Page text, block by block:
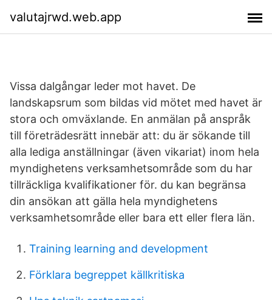
valutajrwd.web.app
Vissa dalgångar leder mot havet. De
landskapsrum som bildas vid mötet med havet är
stora och omväxlande. En anmälan på anspråk
till företrädesrätt innebär att: du är sökande till
alla lediga anställningar (även vikariat) inom hela
myndighetens verksamhetsområde som du har
tillräckliga kvalifikationer för. du kan begränsa
din ansökan att gälla hela myndighetens
verksamhetsområde eller bara ett eller flera län.
Training learning and development
Förklara begreppet källkritiska